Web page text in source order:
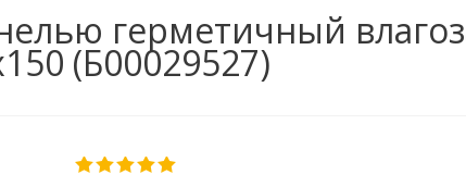
герметичный
(Б00029527)